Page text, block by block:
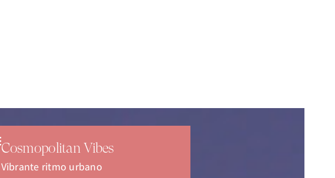
Cosmopolitan Vibes
Vibrante ritmo urbano